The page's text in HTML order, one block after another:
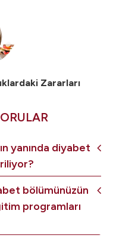
Zararları
yanında diyabet
bölümünüzün
programları